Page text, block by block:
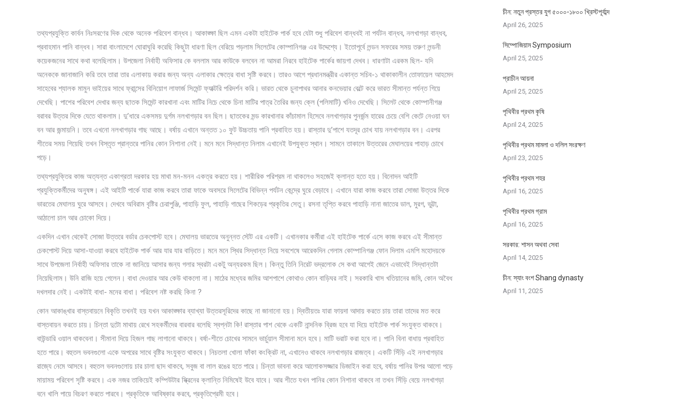
তথ্যপ্রযুক্তি কার্বন নিঃসরণের দিক থেকে অনেক পরিবেশ বান্ধব। আকাঙ্ক্ষা ছিল এমন একটা হাইটেক পার্ক হবে যেটা শুধু পরিবেশ বান্ধবই না পর্যটন বান্ধব, নলখাগড়া বান্ধব,
প্রবাহমান পানি বান্ধব। সারা বাংলাদেশে ঘোরাঘুরি করেছি কিছুটা ধারণা ছিল বেরিয়ে পড়লাম সিলেটের কোম্পানিগঞ্জ এর উদ্দেশ্যে। ইতোপূর্বে লন্ডন সফরের সময় তরুণ লন্ডনী
কয়েকজনের সাথে কথা বলেছিলাম। উপজেলা নির্বাহী অফিসার কে বললাম আর কাউকে বলবেন না আমরা নিরবে হাইটেক পার্কের জায়গা দেখব। ধারণাটা এরকম ছিল- যদি
অনেককে জানাজানি করি তবে তারা তার এলাকায় করার জন্য অন্য এলাকার ক্ষেত্রে বাধা সৃষ্টি করবে। তারও আগে প্রধানমন্ত্রীর একান্ত সচিব-১ থাকাকালীন তোফায়েল আহমেদ
সাহেবের শ্যালক মামুন ভাইয়ের সাথে ফ্রান্সের বিনিয়োগ লাফার্জ সিমেন্ট ফ্যাক্টরি পরিদর্শন করি। ভারত থেকে চুনাপাথর আনার কনভেয়ার বেল্টে করে ভারত সীমান্ত পর্যন্ত গিয়ে
দেখেছি। পাশের পরিবেশ দেখার জন্য ছাতক সিমেন্ট কারখানা এবং মাটির নিচে থেকে চিনা মাটির পাত্র তৈরির জন্য ক্লে (পলিমাটি) খনিও দেখেছি। সিলেট থেকে কোম্পানীগঞ্জ
বরাবর উত্তর দিকে যেতে থাকলাম। দু’ধারে একসময় দুর্গম নলখাগড়ার বন ছিল। ছাতকের মন্ড কারখানার কাঁচামাল হিসেবে নলখাগড়ার পুনর্জন্ম হারের চেয়ে বেশি কেটে নেওয়া ঘন
বন আর জন্মায়নি। তবে এখনো নলখাগড়ার গাছ আছে। বর্ষায় এখানে অন্তত ১০ ফুট উচ্চতায় পানি প্রবাহিত হয়। রাস্তার দু’পাশে যতদূর চোখ যায় নলখাগড়ার বন। এরপর
শীতের সময় গিয়েছি তখন বিস্তৃত প্রান্তরে পানির কোন নিশানা নেই। মনে মনে সিদ্ধান্ত নিলাম এখানেই উপযুক্ত স্থান। সামনে তাকালে উত্তরের মেঘালয়ের পাহাড় চোখে
পড়ে।
তথ্যপ্রযুক্তির কাজ অত্যন্ত একাগ্রতা দরকার হয় মাথা মন-মনন একত্র করতে হয়। শারীরিক পরিশ্রম না থাকলেও সহজেই ক্লান্ত হতে হয়। বিনোদন আইটি
প্রযুক্তিকর্মীদের অনুষঙ্গ। এই আইটি পার্কে যারা কাজ করবে তারা ফাকে অবসরে সিলেটের বিভিন্ন পর্যটন কেন্দ্রে ঘুরে বেড়াবে। এখানে যারা কাজ করবে তারা সোজা উত্তর দিকে
ভারতের মেঘালয় ঘুরে আসবে। দেখবে অবিরাম বৃষ্টির চেরাপুঞ্জি, পাহাড়ি ফুল, পাহাড়ি গাছের শিকড়ের প্রকৃতির সেতু। রসনা তৃপ্তি করবে পাহাড়ি নানা জাতের ডাল, মুরগ, ভুট্টা,
আঠালো চাল আর চোকো দিয়ে।
একদিন এখান থেকেই সোজা উত্তরে বর্ডার চেকপোস্ট হবে। মেঘালয় ভারতের অনুন্নত স্টেট এর একটি। এখানকার কর্মীরা এই হাইটেক পার্কে এসে কাজ করবে এই সীমান্ত
চেকপোস্ট দিয়ে আসা-যাওয়া করবে হাইটেক পার্ক আর যার যার বাড়িতে। মনে মনে স্থির সিদ্ধান্ত নিয়ে সবশেষে আরেকদিন গেলাম কোম্পানিগঞ্জ ফোন দিলাম এমপি মহোদয়কে
সাথে উপজেলা নির্বাহী অফিসার তাকে না জানিয়ে আসার জন্য গলার স্বরটা একটু অন্যরকম ছিল। কিন্তু তিনি নিরেট ভদ্রলোক সে কথা আগেই জেনে এভাবেই সিদ্ধান্তটা
নিয়েছিলাম। উনি রাজি হয়ে গেলেন। বাধা দেওয়ার আর কেউ থাকলো না। মাঠের মধ্যের জমির আশপাশে কোথাও কোন বাড়িঘর নাই। সরকারি খাস খতিয়ানের জমি, কোন অবৈধ
দখলদার নেই। একটাই বাধা- মনের বাধা। পরিবেশ নষ্ট করছি কিনা ?
কোন আকাঙ্খার বাস্তবায়নে বিকৃতি তখনই হয় যখন আকাঙ্ক্ষার ব্যাখ্যা উত্তরসূরিদের কাছে না জানানো হয়। দ্বিতীয়তঃ যারা ফায়দা আদায় করতে চায় তারা তাদের মত করে
বাস্তবায়ন করতে চায়। চিন্তা দুটো মাথায় রেখে সহকর্মীদের বারবার বলেছি স্বপ্নটা কি! রাস্তার পাশ থেকে একটি নান্দনিক ব্রিজ হবে যা দিয়ে হাইটেক পার্ক সংযুক্ত থাকবে।
বাউন্ডারি ওয়াল থাকবেনা। সীমানা দিয়ে হিজল গাছ লাগানো থাকবে। বর্ষা-শীতে চোখের সামনে ভার্চুয়াল সীমানা মনে হবে। মাটি ভরাট করা হবে না। পানি বিনা বাধায় প্রবাহিত
হতে পারে। বহুতল ভবনগুলো একে অপরের সাথে বৃষ্টির সংযুক্ত থাকবে। নিচতলা খোলা ফাঁকা কংক্রিট না, এখানেও থাকবে নলখাগড়ার রাজত্ব। একটি সিঁড়ি এই নলখাগড়ার
রাজ্যে নেমে আসবে। বহুতল ভবনগুলোয় চার চালা ছাদ থাকবে, সবুজ বা লাল রঙের হতে পারে। চিন্তা ভাবনা করে আলোকসজ্জার ডিজাইন করা হবে, বর্ষায় পানির উপর আলো পড়ে
মায়াময় পরিবেশ সৃষ্টি করবে। এক নজর তাকিয়েই কম্পিউটার স্ক্রিনের ক্লান্তি নিমিষেই উবে যাবে। আর শীতে যখন পানির কোন নিশানা থাকবে না তখন সিঁড়ি বেয়ে নলখাগড়া
বনে খালি পায়ে বিচরণ করতে পারবে। প্রকৃতিকে আবিষ্কার করবে, প্রকৃতিপ্রেমী হবে।
চীন: নতুন প্রস্তর যুগ ৫০০০-১৮০০ খ্রিস্টপূর্বাব্দ
April 26, 2025
সিম্পোজিয়াম Symposium
April 25, 2025
প্রাচীন আয়না
April 25, 2025
পৃথিবীর প্রথম কৃষি
April 24, 2025
পৃথিবীর প্রথম মামলা ও দলিল সংরক্ষণ
April 23, 2025
পৃথিবীর প্রথম শহর
April 16, 2025
পৃথিবীর প্রথম গ্রাম
April 16, 2025
সরকার: শাসন অথবা সেবা
April 14, 2025
চীন: স্যাং বংশ Shang dynasty
April 11, 2025